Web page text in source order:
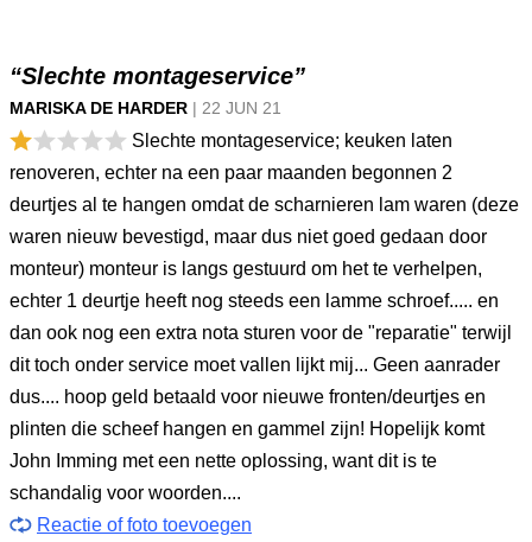
“Slechte montageservice”
MARISKA DE HARDER | 22 JUN 21
Slechte montageservice; keuken laten
renoveren, echter na een paar maanden begonnen 2
deurtjes al te hangen omdat de scharnieren lam waren (deze
waren nieuw bevestigd, maar dus niet goed gedaan door
monteur) monteur is langs gestuurd om het te verhelpen,
echter 1 deurtje heeft nog steeds een lamme schroef..... en
dan ook nog een extra nota sturen voor de "reparatie" terwijl
dit toch onder service moet vallen lijkt mij... Geen aanrader
dus.... hoop geld betaald voor nieuwe fronten/deurtjes en
plinten die scheef hangen en gammel zijn! Hopelijk komt
John Imming met een nette oplossing, want dit is te
schandalig voor woorden....
Reactie of foto toevoegen